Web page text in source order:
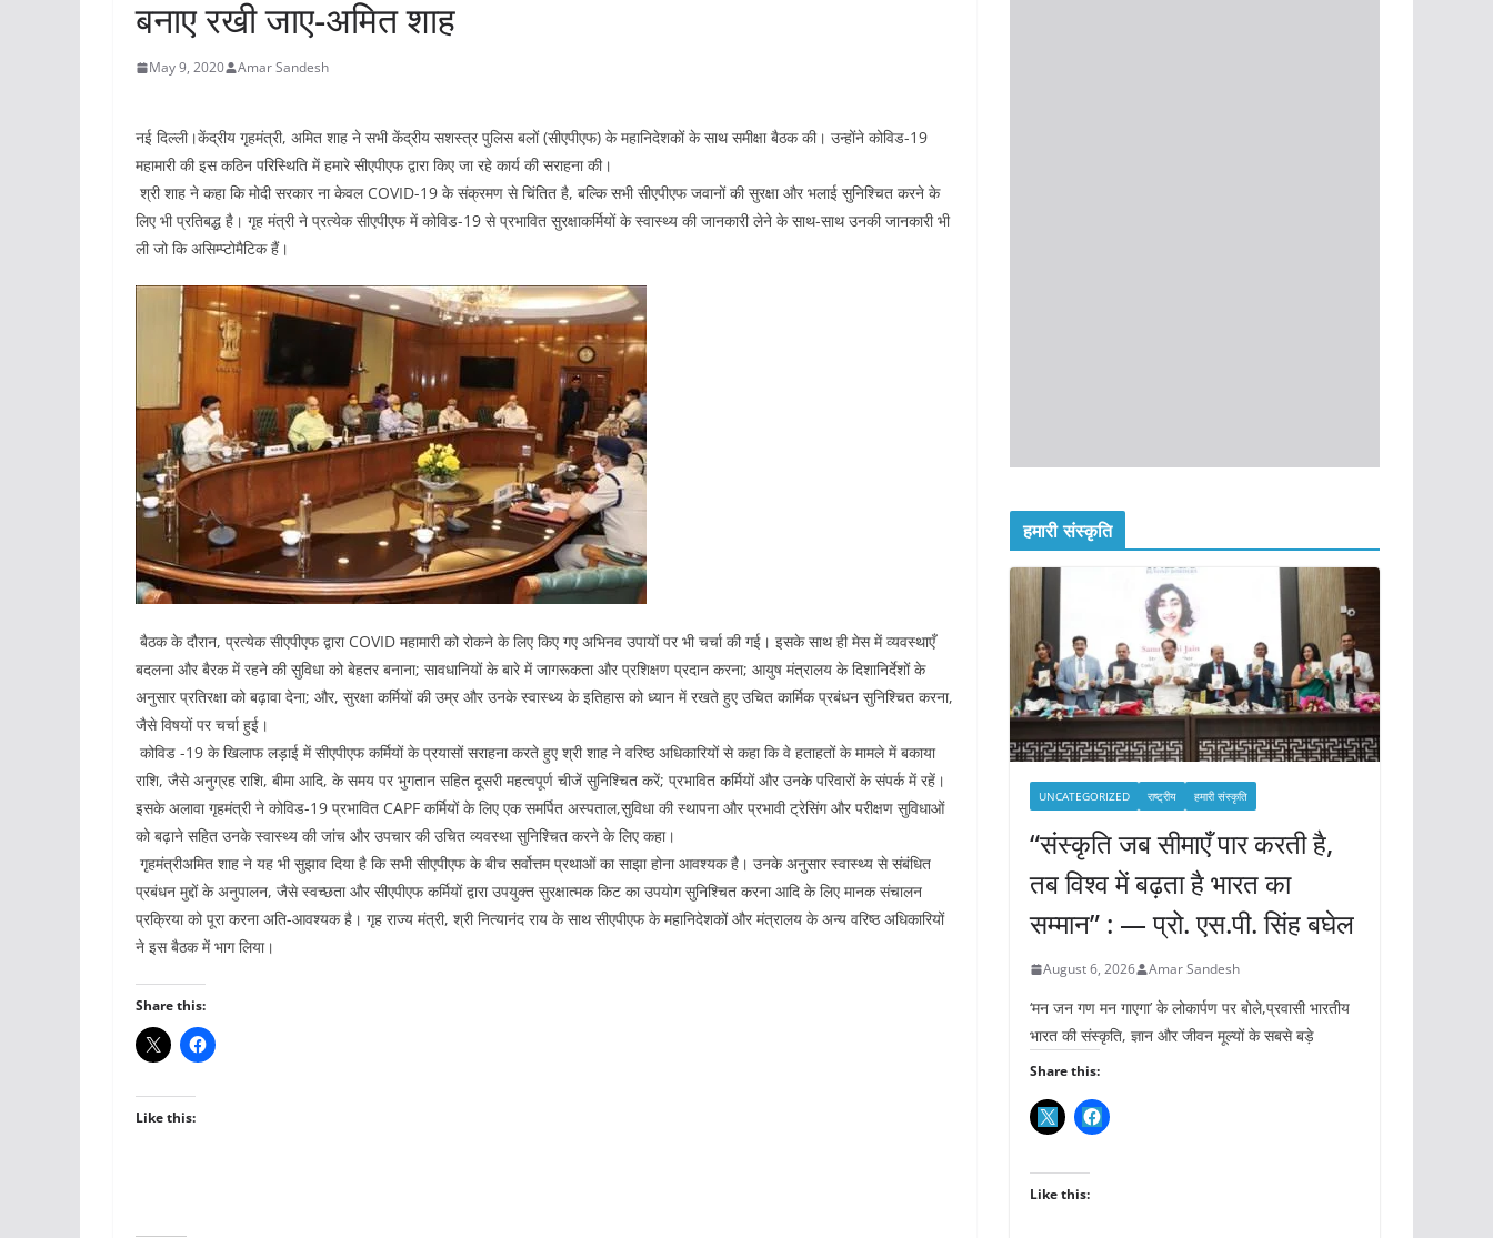
बनाए रखी जाए-अमित शाह
May 9, 2020 Amar Sandesh
नई दिल्ली।केंद्रीय गृहमंत्री, अमित शाह ने सभी केंद्रीय सशस्त्र पुलिस बलों (सीएपीएफ) के महानिदेशकों के साथ समीक्षा बैठक की। उन्होंने कोविड-19
महामारी की इस कठिन परिस्थिति में हमारे सीएपीएफ द्वारा किए जा रहे कार्य की सराहना की।
श्री शाह ने कहा कि मोदी सरकार ना केवल COVID-19 के संक्रमण से चिंतित है, बल्कि सभी सीएपीएफ जवानों की सुरक्षा और भलाई सुनिश्चित करने के
लिए भी प्रतिबद्ध है। गृह मंत्री ने प्रत्येक सीएपीएफ में कोविड-19 से प्रभावित सुरक्षाकर्मियों के स्वास्थ्य की जानकारी लेने के साथ-साथ उनकी जानकारी भी
ली जो कि असिम्प्टोमैटिक हैं।
बैठक के दौरान, प्रत्येक सीएपीएफ द्वारा COVID महामारी को रोकने के लिए किए गए अभिनव उपायों पर भी चर्चा की गई। इसके साथ ही मेस में व्यवस्थाएँ
बदलना और बैरक में रहने की सुविधा को बेहतर बनाना; सावधानियों के बारे में जागरूकता और प्रशिक्षण प्रदान करना; आयुष मंत्रालय के दिशानिर्देशों के
अनुसार प्रतिरक्षा को बढ़ावा देना; और, सुरक्षा कर्मियों की उम्र और उनके स्वास्थ्य के इतिहास को ध्यान में रखते हुए उचित कार्मिक प्रबंधन सुनिश्चित करना,
जैसे विषयों पर चर्चा हुई।
कोविड ​​-19 के खिलाफ लड़ाई में सीएपीएफ कर्मियों के प्रयासों सराहना करते हुए श्री शाह ने वरिष्ठ अधिकारियों से कहा कि वे हताहतों के मामले में बकाया
राशि, जैसे अनुग्रह राशि, बीमा आदि, के समय पर भुगतान सहित दूसरी महत्वपूर्ण चीजें सुनिश्चित करें; प्रभावित कर्मियों और उनके परिवारों के संपर्क में रहें।
इसके अलावा गृहमंत्री ने कोविड-19 प्रभावित CAPF कर्मियों के लिए एक समर्पित अस्पताल,सुविधा की स्थापना और प्रभावी ट्रेसिंग और परीक्षण सुविधाओं
को बढ़ाने सहित उनके स्वास्थ्य की जांच और उपचार की उचित व्यवस्था सुनिश्चित करने के लिए कहा।
गृहमंत्रीअमित शाह ने यह भी सुझाव दिया है कि सभी सीएपीएफ के बीच सर्वोत्तम प्रथाओं का साझा होना आवश्यक है। उनके अनुसार स्वास्थ्य से संबंधित
प्रबंधन मुद्दों के अनुपालन, जैसे स्वच्छता और सीएपीएफ कर्मियों द्वारा उपयुक्त सुरक्षात्मक किट का उपयोग सुनिश्चित करना आदि के लिए मानक संचालन
प्रक्रिया को पूरा करना अति-आवश्यक है। गृह राज्य मंत्री, श्री नित्यानंद राय के साथ सीएपीएफ के महानिदेशकों और मंत्रालय के अन्य वरिष्ठ अधिकारियों
ने इस बैठक में भाग लिया।
Share this:
Like this:
हमारी संस्कृति
UNCATEGORIZED राष्ट्रीय हमारी संस्कृति
“संस्कृति जब सीमाएँ पार करती है,
तब विश्व में बढ़ता है भारत का
सम्मान” : — प्रो. एस.पी. सिंह बघेल
August 6, 2026 Amar Sandesh
‘मन जन गण मन गाएगा’ के लोकार्पण पर बोले,प्रवासी भारतीय
भारत की संस्कृति, ज्ञान और जीवन मूल्यों के सबसे बड़े
Share this:
Like this: